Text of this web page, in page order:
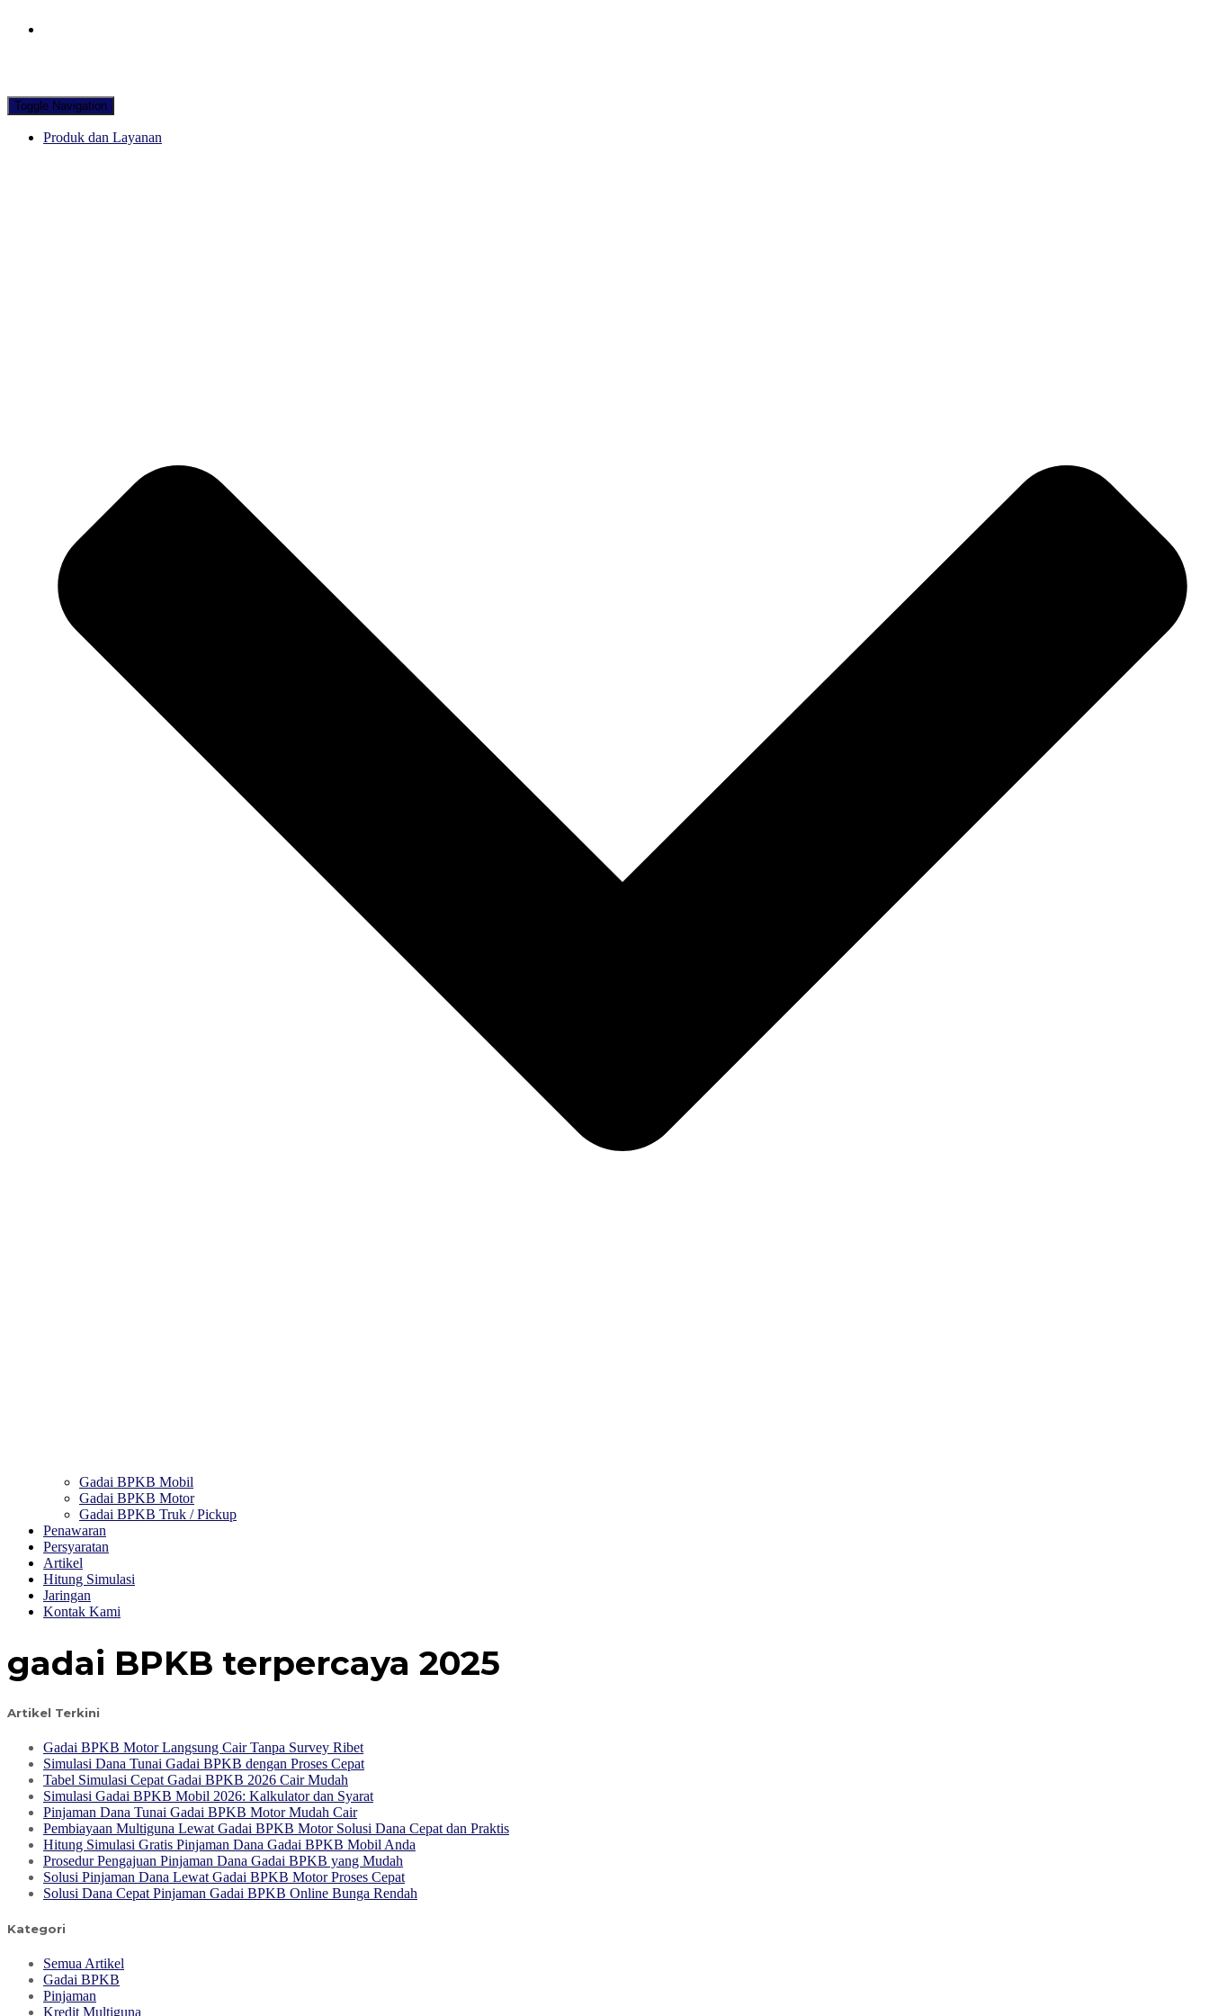
Toggle Navigation
Produk dan Layanan
Gadai BPKB Mobil
Gadai BPKB Motor
Gadai BPKB Truk / Pickup
Penawaran
Persyaratan
Artikel
Hitung Simulasi
Jaringan
Kontak Kami
gadai BPKB terpercaya 2025
Artikel Terkini
Gadai BPKB Motor Langsung Cair Tanpa Survey Ribet
Simulasi Dana Tunai Gadai BPKB dengan Proses Cepat
Tabel Simulasi Cepat Gadai BPKB 2026 Cair Mudah
Simulasi Gadai BPKB Mobil 2026: Kalkulator dan Syarat
Pinjaman Dana Tunai Gadai BPKB Motor Mudah Cair
Pembiayaan Multiguna Lewat Gadai BPKB Motor Solusi Dana Cepat dan Praktis
Hitung Simulasi Gratis Pinjaman Dana Gadai BPKB Mobil Anda
Prosedur Pengajuan Pinjaman Dana Gadai BPKB yang Mudah
Solusi Pinjaman Dana Lewat Gadai BPKB Motor Proses Cepat
Solusi Dana Cepat Pinjaman Gadai BPKB Online Bunga Rendah
Kategori
Semua Artikel
Gadai BPKB
Pinjaman
Kredit Multiguna